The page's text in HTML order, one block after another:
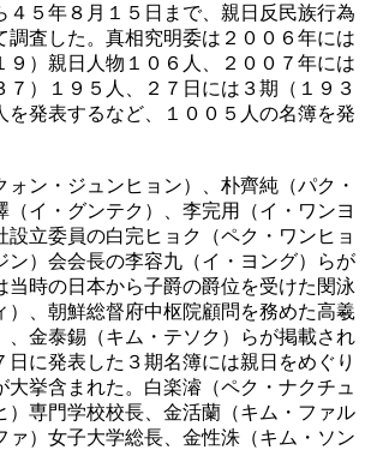
４５年８月１５日まで、親日反民族行為
調査した。真相究明委は２００６年には
９）親日人物１０６人、２００７年には
７）１９５人、２７日には３期（１９３
を発表するなど、１００５人の名簿を発
ォン・ジュンヒョン）、朴齊純（パク・
（イ・グンテク）、李完用（イ・ワンヨ
設立委員の白完ヒョク（ペク・ワンヒョ
ン）会会長の李容九（イ・ヨング）らが
当時の日本から子爵の爵位を受けた閔泳
）、朝鮮総督府中枢院顧問を務めた高羲
、金泰錫（キム・テソク）らが掲載され
日に発表した３期名簿には親日をめぐり
大挙含まれた。白楽濬（ペク・ナクチュ
）専門学校校長、金活蘭（キム・ファル
ァ）女子大学総長、金性洙（キム・ソン